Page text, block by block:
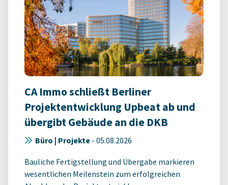
CA Immo schließt Berliner
Projektentwicklung Upbeat ab und
übergibt Gebäude an die DKB
Büro | Projekte - 05.08.2026
Bauliche Fertigstellung und Übergabe markieren
wesentlichen Meilenstein zum erfolgreichen